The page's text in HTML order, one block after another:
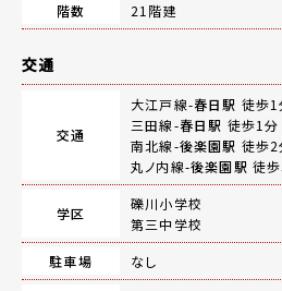
階数 21階建
交通
交通
大江戸線-春日駅 徒歩1
三田線-春日駅 徒歩1分
南北線-後楽園駅 徒歩2
丸ノ内線-後楽園駅 徒
学区
礫川小学校
第三中学校
駐車場
なし